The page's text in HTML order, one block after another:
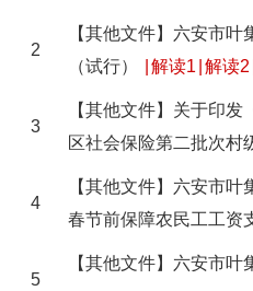
2
【其他文件】六安市
（试行）
解读1 解读2
3
【其他文件】关于印
区社会保险第二批次村
4
【其他文件】六安市
春节前保障农民工工资
5
【其他文件】六安市